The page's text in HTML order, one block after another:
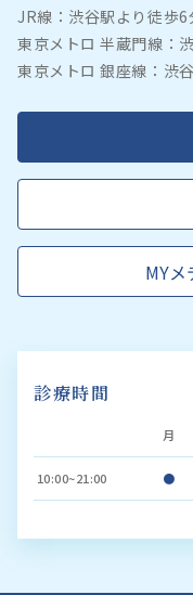
JR線：渋谷駅より徒歩6
東京メトロ 半蔵門線：
東京メトロ 銀座線：渋
MY
診療時間
月
10:00~21:00 ●